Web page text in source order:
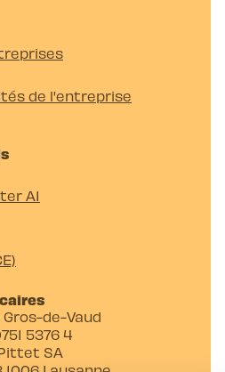
de l'entreprise
A1
de-Vaud
5376 4
SA